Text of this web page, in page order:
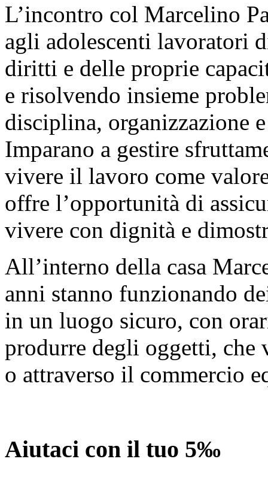
L’incontro col Marcelino
agli adolescenti lavoratori
diritti e delle proprie
e risolvendo insieme
disciplina, organizzazione
Imparano a gestire
vivere il lavoro come
offre l’opportunità di
vivere con dignità e
All’interno della casa
anni stanno funzionando
in un luogo sicuro, con
produrre degli oggetti, che
o attraverso il commercio
Aiutaci con il tuo 5‰